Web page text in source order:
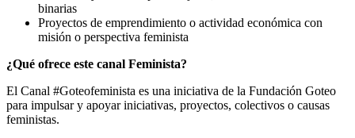
binarias
Proyectos de emprendimiento o actividad económica con
misión o perspectiva feminista
¿Qué ofrece este canal Feminista?
El Canal #Goteofeminista es una iniciativa de la Fundación Goteo
para impulsar y apoyar iniciativas, proyectos, colectivos o causas
feministas.